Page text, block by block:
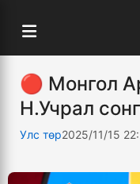
🔴 Монгол
Н.Учрал
Улс төр2025/11/15